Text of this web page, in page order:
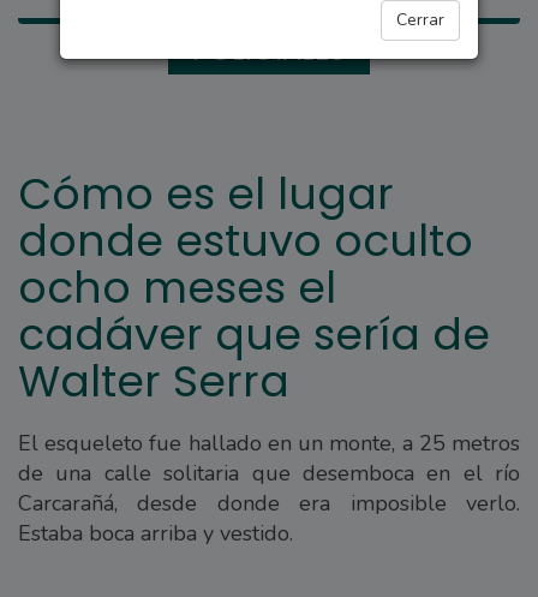
Cerrar
POLICIALES
Cómo es el lugar
donde estuvo oculto
ocho meses el
cadáver que sería de
Walter Serra
El esqueleto fue hallado en un monte, a 25 metros
de una calle solitaria que desemboca en el río
Carcarañá, desde donde era imposible verlo.
Estaba boca arriba y vestido.